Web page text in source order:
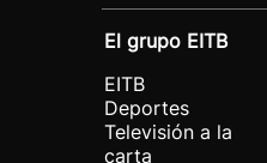
El grupo EITB
EITB
Deportes
Televisión a la
carta